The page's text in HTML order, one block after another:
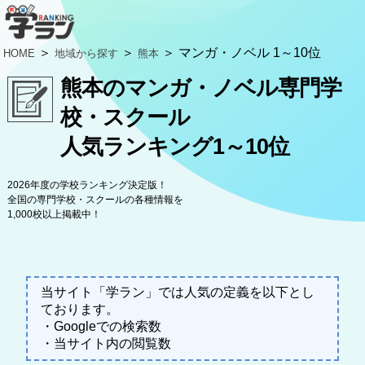
HOME ＞地域から探す ＞ 熊本 ＞ マンガ・ノベル 1～10位
熊本のマンガ・ノベル専門学
校・スクール
人気ランキング1～10位
2026年度の学校ランキング決定版！
全国の専門学校・スクールの各種情報を
1,000校以上掲載中！
当サイト「学ラン」では人気の定義を以下とし
ております。
・Googleでの検索数
・当サイト内の閲覧数